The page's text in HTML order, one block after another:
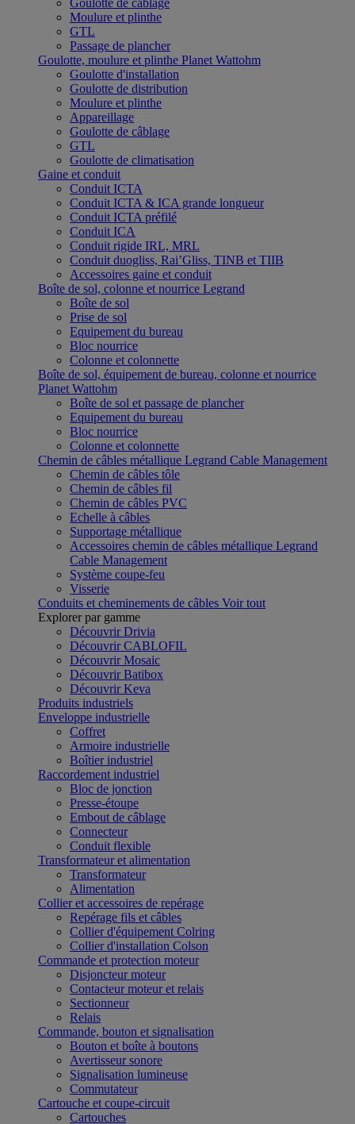
Goulotte de câblage
Moulure et plinthe
GTL
Passage de plancher
Goulotte, moulure et plinthe Planet Wattohm
Goulotte d'installation
Goulotte de distribution
Moulure et plinthe
Appareillage
Goulotte de câblage
GTL
Goulotte de climatisation
Gaine et conduit
Conduit ICTA
Conduit ICTA & ICA grande longueur
Conduit ICTA préfilé
Conduit ICA
Conduit rigide IRL, MRL
Conduit duogliss, Rai’Gliss, TINB et TIIB
Accessoires gaine et conduit
Boîte de sol, colonne et nourrice Legrand
Boîte de sol
Prise de sol
Equipement du bureau
Bloc nourrice
Colonne et colonnette
Boîte de sol, équipement de bureau, colonne et nourrice
Planet Wattohm
Boîte de sol et passage de plancher
Equipement du bureau
Bloc nourrice
Colonne et colonnette
Chemin de câbles métallique Legrand Cable Management
Chemin de câbles tôle
Chemin de câbles fil
Chemin de câbles PVC
Echelle à câbles
Supportage métallique
Accessoires chemin de câbles métallique Legrand
Cable Management
Système coupe-feu
Visserie
Conduits et cheminements de câbles Voir tout
Explorer par gamme
Découvrir Drivia
Découvrir CABLOFIL
Découvrir Mosaic
Découvrir Batibox
Découvrir Keva
Produits industriels
Enveloppe industrielle
Coffret
Armoire industrielle
Boîtier industriel
Raccordement industriel
Bloc de jonction
Presse-étoupe
Embout de câblage
Connecteur
Conduit flexible
Transformateur et alimentation
Transformateur
Alimentation
Collier et accessoires de repérage
Repérage fils et câbles
Collier d'équipement Colring
Collier d'installation Colson
Commande et protection moteur
Disjoncteur moteur
Contacteur moteur et relais
Sectionneur
Relais
Commande, bouton et signalisation
Bouton et boîte à boutons
Avertisseur sonore
Signalisation lumineuse
Commutateur
Cartouche et coupe-circuit
Cartouches